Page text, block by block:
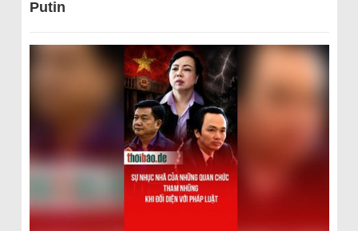
Putin